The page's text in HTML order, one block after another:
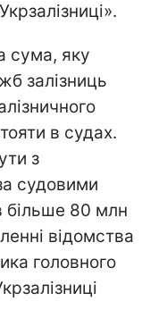
сума, яку
залізниць
в судах.
з
судовими
більше 80 млн
відомства
головного